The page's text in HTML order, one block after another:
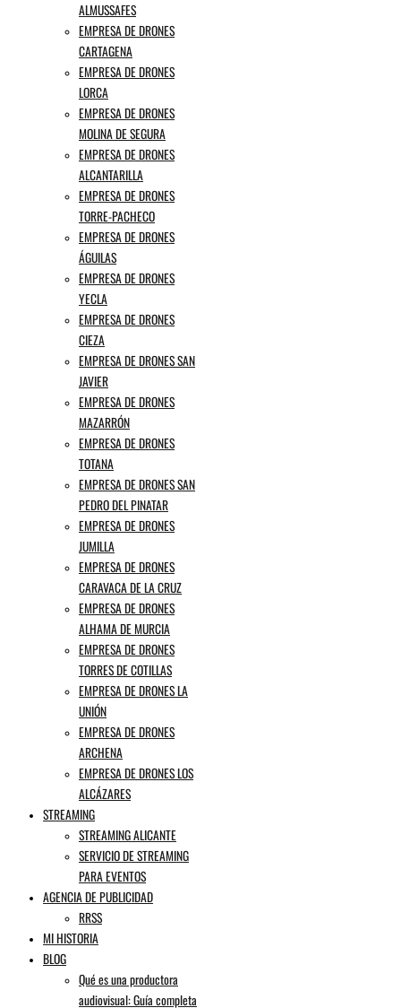
ALMUSSAFES
EMPRESA DE DRONES
CARTAGENA
EMPRESA DE DRONES
LORCA
EMPRESA DE DRONES
MOLINA DE SEGURA
EMPRESA DE DRONES
ALCANTARILLA
EMPRESA DE DRONES
TORRE-PACHECO
EMPRESA DE DRONES
ÁGUILAS
EMPRESA DE DRONES
YECLA
EMPRESA DE DRONES
CIEZA
EMPRESA DE DRONES SAN
JAVIER
EMPRESA DE DRONES
MAZARRÓN
EMPRESA DE DRONES
TOTANA
EMPRESA DE DRONES SAN
PEDRO DEL PINATAR
EMPRESA DE DRONES
JUMILLA
EMPRESA DE DRONES
CARAVACA DE LA CRUZ
EMPRESA DE DRONES
ALHAMA DE MURCIA
EMPRESA DE DRONES
TORRES DE COTILLAS
EMPRESA DE DRONES LA
UNIÓN
EMPRESA DE DRONES
ARCHENA
EMPRESA DE DRONES LOS
ALCÁZARES
STREAMING
STREAMING ALICANTE
SERVICIO DE STREAMING
PARA EVENTOS
AGENCIA DE PUBLICIDAD
RRSS
MI HISTORIA
BLOG
Qué es una productora
audiovisual: Guía completa